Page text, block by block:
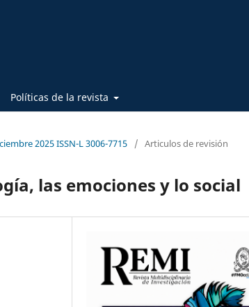
Políticas de la revista
2025 ISSN-L 3006-7715 / Articulos de revisión
las emociones y lo social